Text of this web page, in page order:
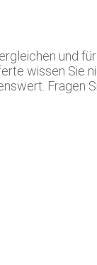
und
wissen Sie
Fragen